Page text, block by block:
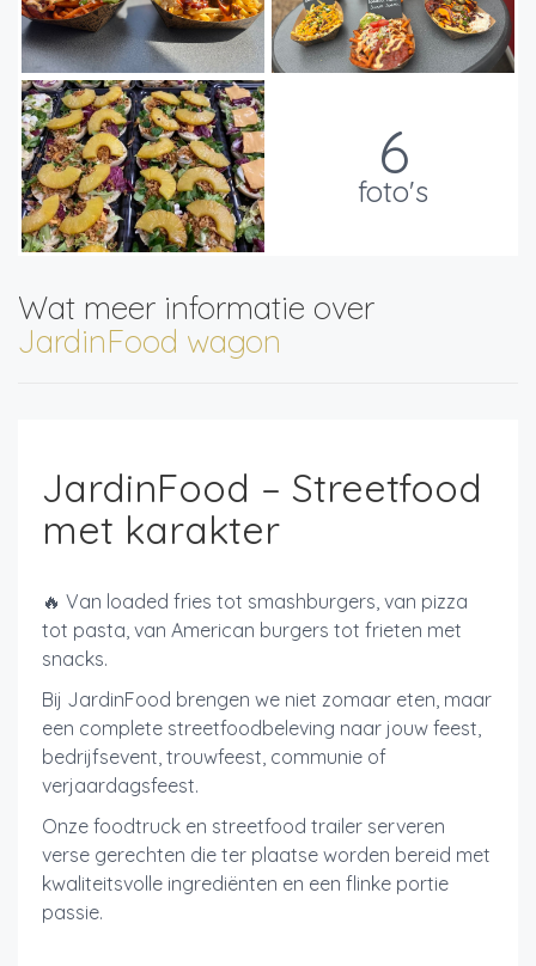
6
foto's
Wat meer informatie over
JardinFood wagon
JardinFood – Streetfood
met karakter
🔥 Van loaded fries tot smashburgers, van pizza
tot pasta, van American burgers tot frieten met
snacks.
Bij JardinFood brengen we niet zomaar eten, maar
een complete streetfoodbeleving naar jouw feest,
bedrijfsevent, trouwfeest, communie of
verjaardagsfeest.
Onze foodtruck en streetfood trailer serveren
verse gerechten die ter plaatse worden bereid met
kwaliteitsvolle ingrediënten en een flinke portie
passie.